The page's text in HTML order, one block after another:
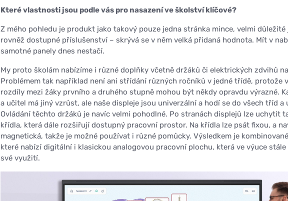
Které vlastnosti jsou podle vás pro nasazení ve školství klíčové?
Z mého pohledu je produkt jako takový pouze jedna stránka mince, velmi důležité
rovněž dostupné příslušenství – skrývá se v něm velká přidaná hodnota. Mít v
samotné panely dnes nestačí.
My proto školám nabízíme i různé doplňky včetně držáků či elektrických zdvihů
Problémem tak například není ani střídání různých ročníků v jedné třídě, protože
rozdíly mezi žáky prvního a druhého stupně mohou být někdy opravdu výrazné.
a učitel má jiný vzrůst, ale naše displeje jsou univerzální a hodí se do všech tříd a
Ovládání těchto držáků je navíc velmi pohodlné. Po stranách displejů lze uchytit
křídla, která dále rozšiřují dostupný pracovní prostor. Na křídla lze psát fixou, a
magnetická, takže je možné používat i různé pomůcky. Výsledkem je
které nabízí digitální i klasickou analogovou pracovní plochu, která ve výuce stále
své využití.